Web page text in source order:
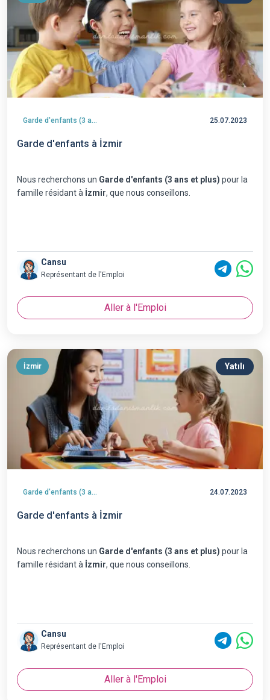
Garde d'enfants (3 ans et plus) 25.07.2023
Garde d'enfants à İzmir
Nous recherchons un Garde d'enfants (3 ans et plus) pour la
famille résidant à İzmir, que nous conseillons.
Cansu
Représentant de l'Emploi
Aller à l'Emploi
İzmir Yatılı
Garde d'enfants (3 ans et plus) 24.07.2023
Garde d'enfants à İzmir
Nous recherchons un Garde d'enfants (3 ans et plus) pour la
famille résidant à İzmir, que nous conseillons.
Cansu
Représentant de l'Emploi
Aller à l'Emploi